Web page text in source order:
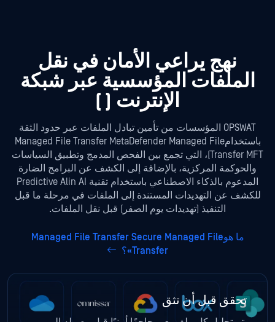
نهج يراعي الأمان في نقل
الملفات المؤسسية عبر شبكة
الإنترنت ( )
OPSWAT المؤسسات من تأمين تبادل الملفات عبر حدود الثقة
باستخدامManaged File Transfer MetaDefender Managed File
Transfer MFT)، التي تجمع بين الفحص المدمج وتطبيق السياسات
والحوكمة المركزية، بالإضافة إلى الكشف عن البرامج الضارة
المدعوم بالذكاء الاصطناعي باستخدام تقنية Predictive Alin AI
للكشف عن التهديدات المستندة إلى الملفات في مرحلة ما قبل
التنفيذ (تهديدات يوم الصفر) قبل نقل الملفات.
ما هوManaged File Transfer Secure Managed File
Transfer»؟
تحقق قبل أن تثق